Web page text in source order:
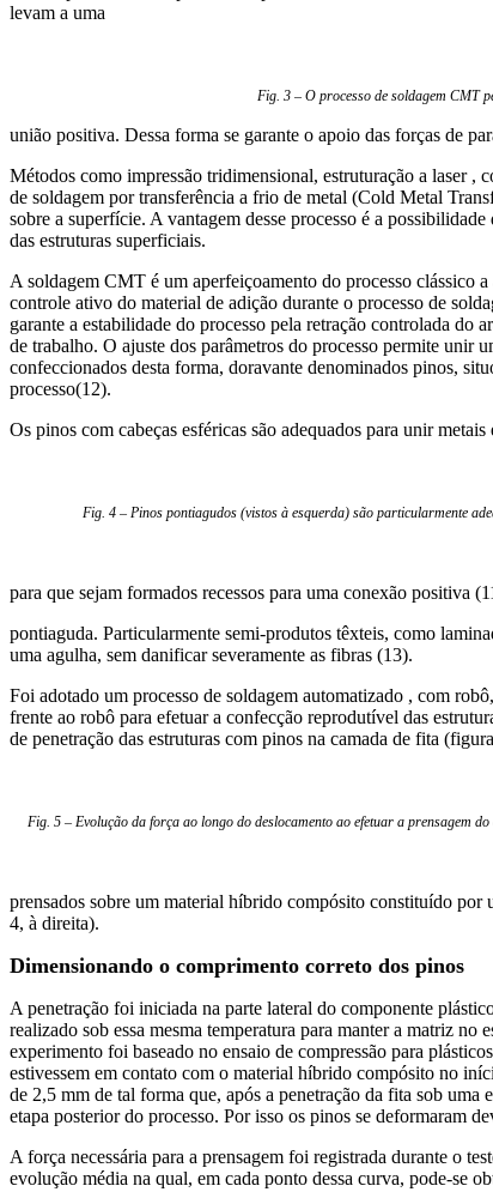
levam a uma
Fig. 3 – O processo de soldagem CMT
união positiva. Dessa forma se garante o apoio das forças de
Métodos como impressão tridimensional, estruturação a laser ,
de soldagem por transferência a frio de metal (Cold Metal
sobre a superfície. A vantagem desse processo é a
das estruturas superficiais.
A soldagem CMT é um aperfeiçoamento do processo clássico
controle ativo do material de adição durante o processo de
garante a estabilidade do processo pela retração controlada do
de trabalho. O ajuste dos parâmetros do processo permite unir
confeccionados desta forma, doravante denominados pinos,
processo(12).
Os pinos com cabeças esféricas são adequados para unir
Fig. 4 – Pinos pontiagudos (vistos à esquerda) são particularmente
para que sejam formados recessos para uma conexão positiva
pontiaguda. Particularmente semi-produtos têxteis, como
uma agulha, sem danificar severamente as fibras (13).
Foi adotado um processo de soldagem automatizado , com
frente ao robô para efetuar a confecção reprodutível das
de penetração das estruturas com pinos na camada de fita
Fig. 5 – Evolução da força ao longo do deslocamento ao efetuar a
prensados sobre um material híbrido compósito constituído
4, à direita).
Dimensionando o comprimento correto dos pinos
A penetração foi iniciada na parte lateral do componente
realizado sob essa mesma temperatura para manter a matriz
experimento foi baseado no ensaio de compressão para
estivessem em contato com o material híbrido compósito no
de 2,5 mm de tal forma que, após a penetração da fita sob
etapa posterior do processo. Por isso os pinos se deformaram
A força necessária para a prensagem foi registrada durante o
evolução média na qual, em cada ponto dessa curva, pode-se